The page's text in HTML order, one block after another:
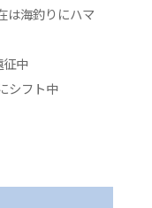
は海釣りにハマ
征中
シフト中